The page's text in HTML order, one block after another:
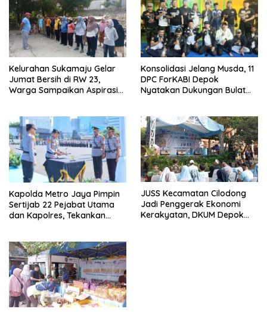
Kelurahan Sukamaju Gelar
Jumat Bersih di RW 23,
Warga Sampaikan Aspirasi
Konsolidasi Jelang Musda, 11
DPC ForKABI Depok
Nyatakan Dukungan Bulat
Kapolda Metro Jaya Pimpin
Sertijab 22 Pejabat Utama
dan Kapolres, Tekankan
JUSS Kecamatan Cilodong
Jadi Penggerak Ekonomi
Kerakyatan, DKUM Depok